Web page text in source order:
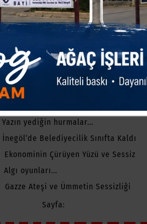
Yeni Yıldan Beklentim
Çivisi Çıkan Gündem
Olumsuz Haber Basına mı, Yönetime mi
Sakın Mustafa Bozbey duymasın!
Su Zammında Aslan, Hükümet Zammında
TENCERENİN GÜCÜ NEDEN YETMİYOR?
Yazın yediğin hurmalar...
İnegöl’de Belediyecilik Sınıfta Kaldı
Ekonominin Çürüyen Yüzü ve Sessiz
Algı oyunları...
Gazze Ateşi ve Ümmetin Sessizliği
Sayfa: